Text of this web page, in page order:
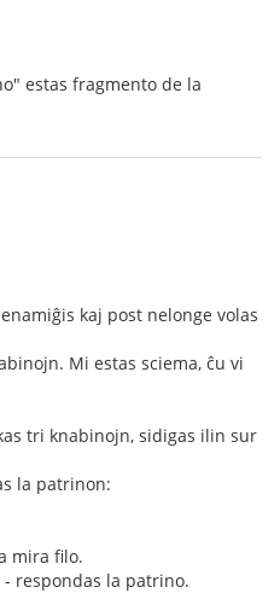
estas fragmento de la
kaj post nelonge volas
Mi estas sciema, ĉu vi
tri knabinojn, sidigas ilin sur
la patrinon:
mira filo.
respondas la patrino.